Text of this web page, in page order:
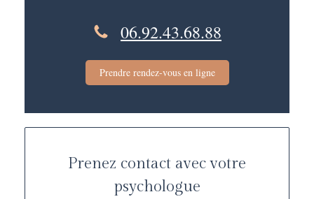
06.92.43.68.88
Prendre rendez-vous en ligne
Prenez contact avec votre
psychologue